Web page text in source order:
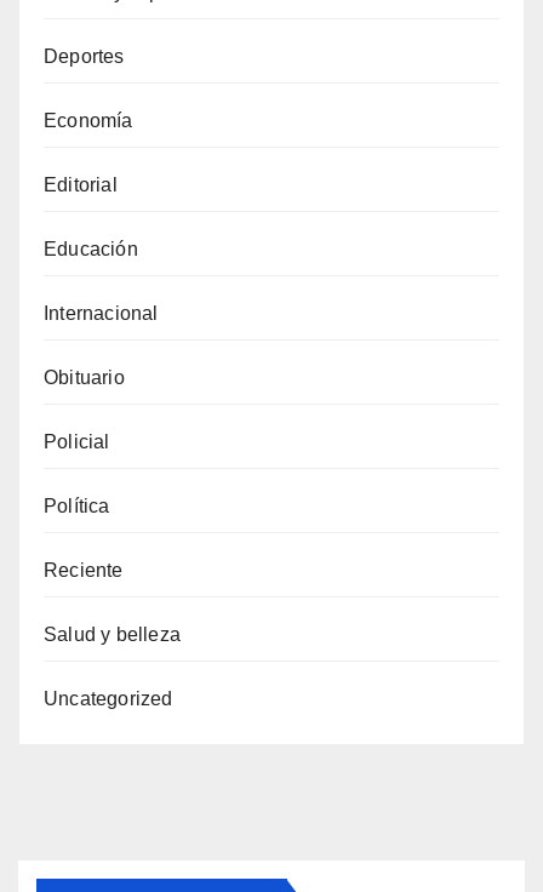
Deportes
Economía
Editorial
Educación
Internacional
Obituario
Policial
Política
Reciente
Salud y belleza
Uncategorized